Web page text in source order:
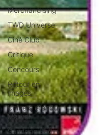
Merchandising
TWD Universe
Ciné Club
Critique
Concours
Retour en
images
Univers étendu
Marvel
Sandrine Bodin